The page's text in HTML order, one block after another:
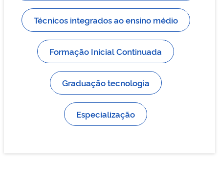
Técnicos integrados ao ensino médio
Formação Inicial Continuada
Graduação tecnologia
Especialização